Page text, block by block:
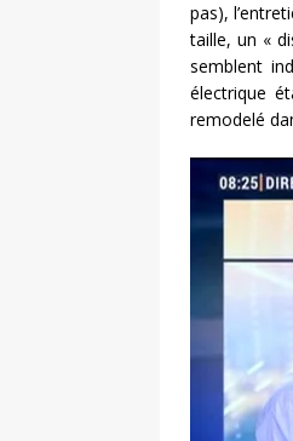
pas),
taille, un «
semblent
électrique
remodelé